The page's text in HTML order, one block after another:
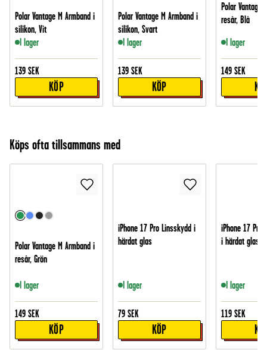
Polar Vantage M Armband i
silikon, Vit
I lager
139 SEK
KÖP
Polar Vantage M Armband i
silikon, Svart
I lager
139 SEK
KÖP
Polar Vantage
resår, Blå
I lager
149 SEK
Köps ofta tillsammans med
Polar Vantage M Armband i
resår, Grön
I lager
149 SEK
KÖP
iPhone 17 Pro Linsskydd i
härdat glas
I lager
79 SEK
KÖP
iPhone 17 Pro
i härdat glas
I lager
119 SEK